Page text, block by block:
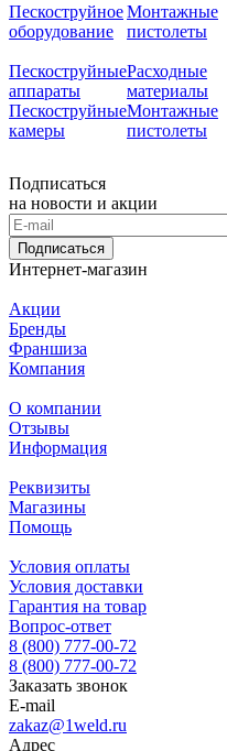
Пескоструйное
оборудование
Пескоструйные
аппараты
Пескоструйные
камеры
Монтажные
пистолеты
Расходные
материалы
Монтажные
пистолеты
Подписаться
на новости и акции
Подписаться
Интернет-магазин
Акции
Бренды
Франшиза
Компания
О компании
Отзывы
Информация
Реквизиты
Магазины
Помощь
Условия оплаты
Условия доставки
Гарантия на товар
Вопрос-ответ
8 (800) 777-00-72
8 (800) 777-00-72
Заказать звонок
E-mail
zakaz@1weld.ru
Адрес